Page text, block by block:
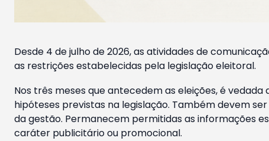
Desde 4 de julho de 2026, as atividades de
as restrições estabelecidas pela legislação eleitoral.
Nos três meses que antecedem as eleições, é
hipóteses previstas na legislação. Também devem
da gestão. Permanecem permitidas as informações
caráter publicitário ou promocional.